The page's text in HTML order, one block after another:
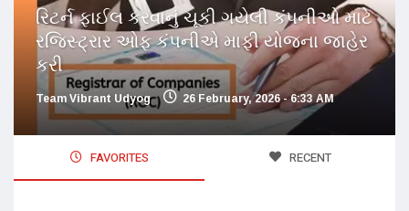
રિટર્ન ફાઈલ કરવાનું ચૂકી ગયેલી કંપનીઓ માટે
રજિસ્ટ્રાર ઓફ કંપનીએ માફી યોજના જાહેર
કરી
Team Vibrant Udyog 26 February, 2026 - 6:33 AM
FAVORITES RECENT